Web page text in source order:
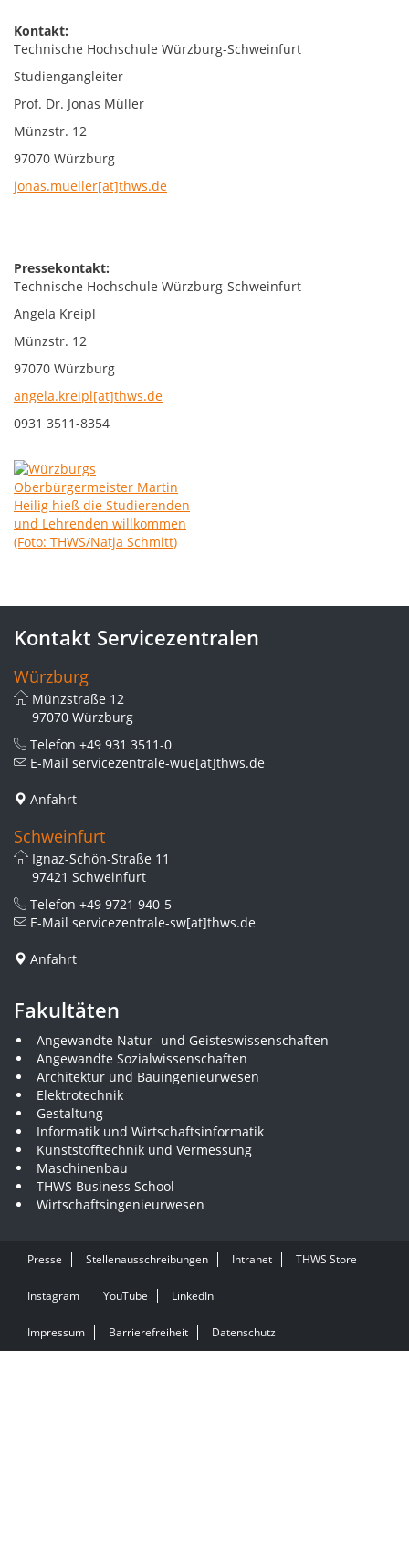
Kontakt:
Technische Hochschule Würzburg-Schweinfurt
Studiengangleiter
Prof. Dr. Jonas Müller
Münzstr. 12
97070 Würzburg
jonas.mueller[at]thws.de
Pressekontakt:
Technische Hochschule Würzburg-Schweinfurt
Angela Kreipl
Münzstr. 12
97070 Würzburg
angela.kreipl[at]thws.de
0931 3511-8354
Kontakt Servicezentralen
Würzburg
Münzstraße 12
97070 Würzburg
Telefon +49 931 3511-0
E-Mail servicezentrale-wue[at]thws.de
Anfahrt
Schweinfurt
Ignaz-Schön-Straße 11
97421 Schweinfurt
Telefon +49 9721 940-5
E-Mail servicezentrale-sw[at]thws.de
Anfahrt
Fakultäten
Angewandte Natur- und Geisteswissenschaften
Angewandte Sozialwissenschaften
Architektur und Bauingenieurwesen
Elektrotechnik
Gestaltung
Informatik und Wirtschaftsinformatik
Kunststofftechnik und Vermessung
Maschinenbau
THWS Business School
Wirtschaftsingenieurwesen
Presse Stellenausschreibungen Intranet THWS Store
Instagram YouTube LinkedIn
Impressum Barrierefreiheit Datenschutz